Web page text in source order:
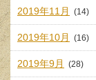
2019年11月 (14)
2019年10月 (16)
2019年9月 (28)